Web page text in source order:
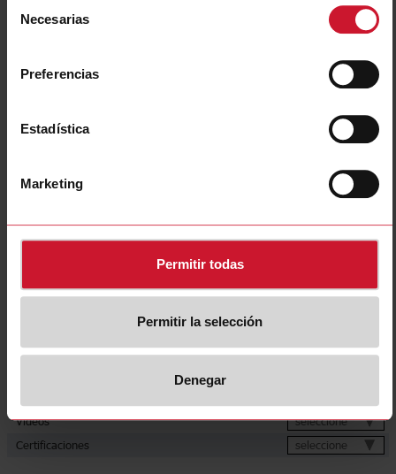
Necesarias
Preferencias
Estadística
Marketing
Permitir todas
Permitir la selección
Denegar
3-phase (4-wire), 120/208 V;
3-phase (4-wire), 127/220 V;
3-phase (4-wire), 220/380 V;
3-phase (3-wire), 380 V L-L;
3-phase (3-wire), 400 V L-L
Current inputs
direct connection up to 65 A
Consumption
RS485 (Modbus RTU)
Power supply
Self power supply
Approvals, marks, declarations
MID (Europe, fiscal metering);
UKCA (UK)
Ficha de datos
Imágenes
seleccione
Vídeos
seleccione
Certificaciones
seleccione